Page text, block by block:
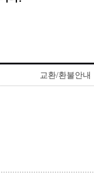
교환/환불안내